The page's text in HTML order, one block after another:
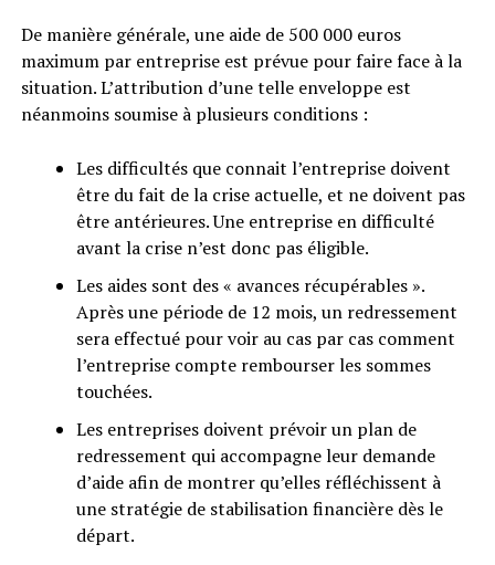
De manière générale, une aide de 500 000 euros
maximum par entreprise est prévue pour faire face à la
situation. L’attribution d’une telle enveloppe est
néanmoins soumise à plusieurs conditions :
Les difficultés que connait l’entreprise doivent
être du fait de la crise actuelle, et ne doivent pas
être antérieures. Une entreprise en difficulté
avant la crise n’est donc pas éligible.
Les aides sont des « avances récupérables ».
Après une période de 12 mois, un redressement
sera effectué pour voir au cas par cas comment
l’entreprise compte rembourser les sommes
touchées.
Les entreprises doivent prévoir un plan de
redressement qui accompagne leur demande
d’aide afin de montrer qu’elles réfléchissent à
une stratégie de stabilisation financière dès le
départ.